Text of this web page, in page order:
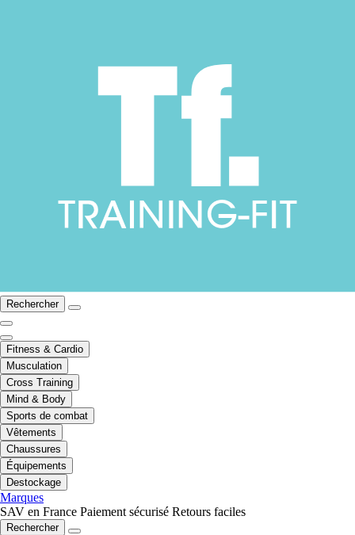
Rechercher
Fitness & Cardio
Musculation
Cross Training
Mind & Body
Sports de combat
Vêtements
Chaussures
Équipements
Destockage
Marques
SAV en France Paiement sécurisé Retours faciles
Rechercher